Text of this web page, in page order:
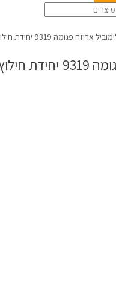
אריזה פגומה 9319 יחידת חילוץ והצלה
והצלה